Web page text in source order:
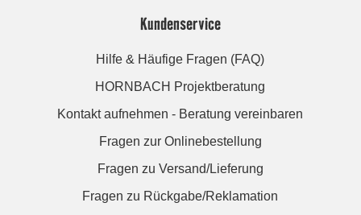
Kundenservice
Hilfe & Häufige Fragen (FAQ)
HORNBACH Projektberatung
Kontakt aufnehmen - Beratung vereinbaren
Fragen zur Onlinebestellung
Fragen zu Versand/Lieferung
Fragen zu Rückgabe/Reklamation